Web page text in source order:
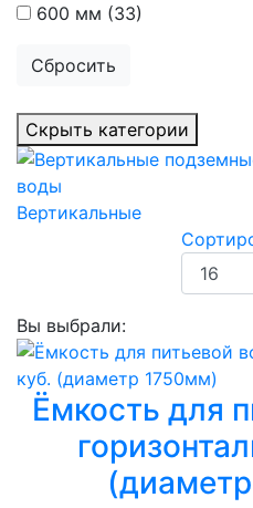
600 мм (33)
Сбросить
Скрыть категории
Вертикальные
Вы выбрали:
Ёмкость для